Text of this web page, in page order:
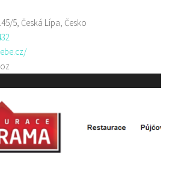
5, Česká Lípa, Česko